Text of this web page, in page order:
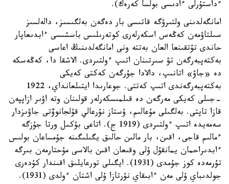
ءداستۇرلى ءادىسى بولسا كەرەك).
امانگەلدىنى ولتىرۋگە قاتىسى بار دەگەن بەلگىسىز، دالەلسىز
سىلتاۋمەن كەڭەس اسكەرلەرى كوتەرىلىس باسشىسى ءابدىعاپار
حاندى تۇتقىنعا العان بەتتە ونى امانگەلدىنىڭ اعاسى
بەكتەپبەرگەن تۋ سىرتىنان اتىپ ءولتىردى. الاشقا دا، كەڭەسكە
دە «جاۋ» اتانىپ، دالادا جۇرگەن كەكتى كەيكى
بەكتەپبەرگەندى اتىپ كەتتى. جوعارىدا ايتىلعانداي، 1922
-جىلى كەيكى مەرگەن دە قىلمىسكەرلەر قولىنان وتە اۋىر ازاپپەن
قازا تاپتى. بەلگىلى مۇعالىم، ۇستاز نۇرعالي قۇلجانوۆتى جاۋىزدار
سەمەيدە اتىپ ءولتىردى (1919 ج). اتاعى بۇكىل ورتا جۇزگە
ءمالىم قاجى، اقىن، بار مالىن حالىق يگىلىگىنە جۇمساعان بولىس
ءابدىراحمان يمانقۇل ۇلى وقىعان اقىن بالاسى مۇحتارمەن بىرگە
تۇرمەدە كوز جۇمدى (1931). ايگىلى تورعايلىق اقىندار كۇدەرى
جولدىباي ۇلى مەن ءابىقاي نۇرتازا ۇلى اشتان ءولدى (1931).